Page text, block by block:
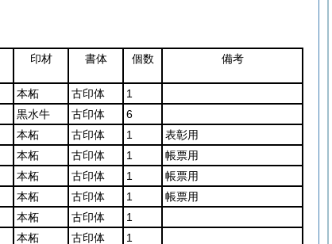
印材 書体 個数 備考
本柘 古印体
1
黒水牛 古印体
6
本柘 古印体 1
表彰用
本柘 古印体 1
帳票用
本柘 古印体 1
帳票用
本柘 古印体 1
帳票用
本柘 古印体
1
本柘 古印体
1